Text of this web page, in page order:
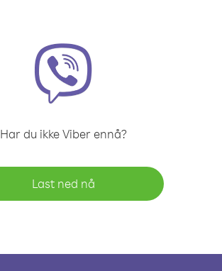
Har du ikke Viber ennå?
Last ned nå